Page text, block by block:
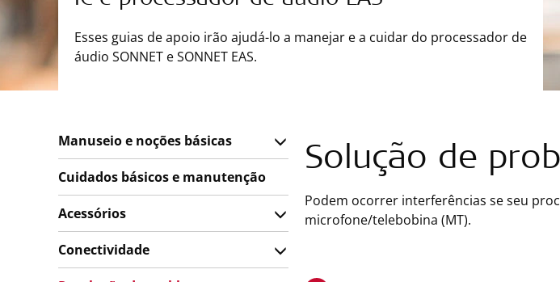
Esses guias de apoio irão ajudá-lo a manejar e a cuidar do processador de
áudio SONNET e SONNET EAS.
Solução de
Podem ocorrer interferências se seu
microfone/telebobina (MT).
Manuseio e noções básicas
Cuidados básicos e manutenção
Acessórios
Conectividade